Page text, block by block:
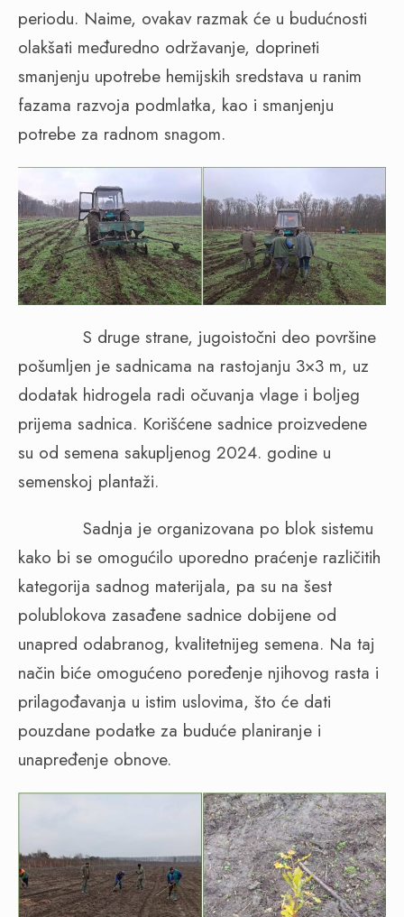
periodu. Naime, ovakav razmak će u budućnosti
olakšati međuredno održavanje, doprineti
smanjenju upotrebe hemijskih sredstava u ranim
fazama razvoja podmlatka, kao i smanjenju
potrebe za radnom snagom.
S druge strane, jugoistočni deo površine
pošumljen je sadnicama na rastojanju 3×3 m, uz
dodatak hidrogela radi očuvanja vlage i boljeg
prijema sadnica. Korišćene sadnice proizvedene
su od semena sakupljenog 2024. godine u
semenskoj plantaži.
Sadnja je organizovana po blok sistemu
kako bi se omogućilo uporedno praćenje različitih
kategorija sadnog materijala, pa su na šest
polublokova zasađene sadnice dobijene od
unapred odabranog, kvalitetnijeg semena. Na taj
način biće omogućeno poređenje njihovog rasta i
prilagođavanja u istim uslovima, što će dati
pouzdane podatke za buduće planiranje i
unapređenje obnove.